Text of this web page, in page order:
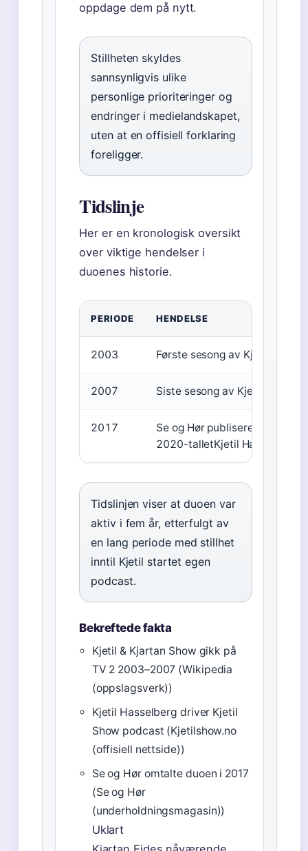
oppdage dem på nytt.
Stillheten skyldes
sannsynligvis ulike
personlige prioriteringer og
endringer i medielandskapet,
uten at en offisiell forklaring
foreligger.
Tidslinje
Her er en kronologisk oversikt
over viktige hendelser i
duoenes historie.
PERIODE HENDELSE
2003 Første sesong av Kjetil &
2007 Siste sesong av Kjetil &
2017
Se og Hør publiserer artikkel
2020-talletKjetil Hasselberg
Tidslinjen viser at duoen var
aktiv i fem år, etterfulgt av
en lang periode med stillhet
inntil Kjetil startet egen
podcast.
Bekreftede fakta
Kjetil & Kjartan Show gikk på
TV 2 2003–2007 (Wikipedia
(oppslagsverk))
Kjetil Hasselberg driver Kjetil
Show podcast (Kjetilshow.no
(offisiell nettside))
Se og Hør omtalte duoen i 2017
(Se og Hør
(underholdningsmagasin))
Uklart